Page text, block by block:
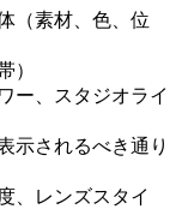
（素材、色、位
）
ー、スタジオライ
示されるべき通り
、レンズスタイ